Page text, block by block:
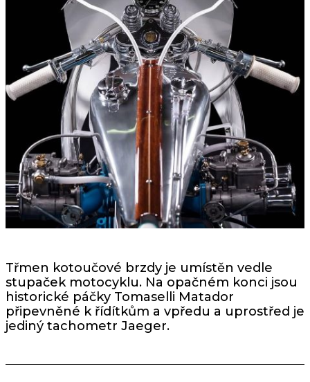
Třmen kotoučové brzdy je umístěn vedle
stupaček motocyklu. Na opačném konci jsou
historické páčky Tomaselli Matador
připevněné k řídítkům a vpředu a uprostřed je
jediný tachometr Jaeger.